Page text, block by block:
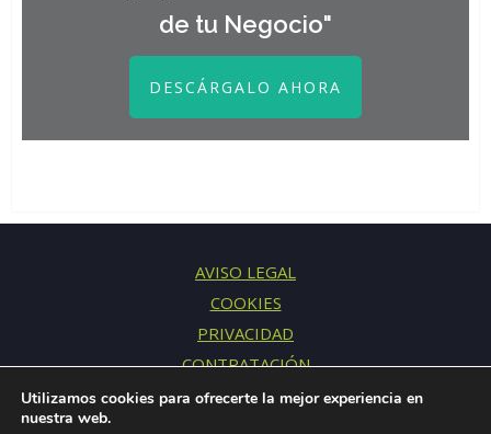
de tu Negocio"
DESCÁRGALO AHORA
AVISO LEGAL
COOKIES
PRIVACIDAD
CONTRATACIÓN
CONTACTO
Utilizamos cookies para ofrecerte la mejor experiencia en
nuestra web.